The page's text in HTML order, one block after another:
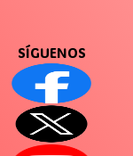
SÍGUENOS